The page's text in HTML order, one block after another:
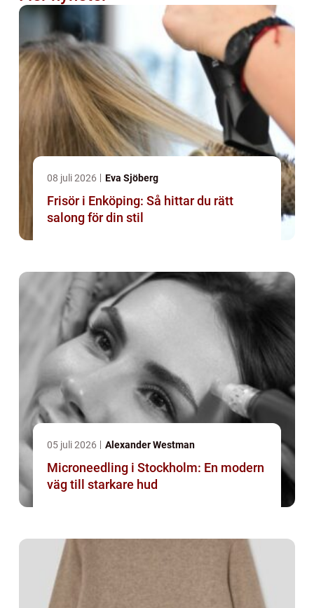
08 juli 2026 Eva Sjöberg
Frisör i Enköping: Så hittar du rätt
salong för din stil
05 juli 2026 Alexander Westman
Microneedling i Stockholm: En modern
väg till starkare hud